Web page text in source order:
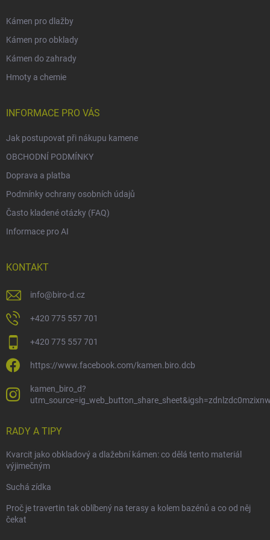
Kámen pro dlažby
Kámen pro obklady
Kámen do zahrady
Hmoty a chemie
INFORMACE PRO VÁS
Jak postupovat při nákupu kamene
OBCHODNÍ PODMÍNKY
Doprava a platba
Podmínky ochrany osobních údajů
Často kladené otázky (FAQ)
Informace pro AI
KONTAKT
info@biro-d.cz
+420 775 557 701
+420 775 557 701
https://www.facebook.com/kamen.biro.dcb
kamen_biro_d?
RADY A TIPY
Kvarcit jako obkladový a dlažební kámen: co dělá tento materiál
výjimečným
Suchá zídka
Proč je travertin tak oblíbený na terasy a kolem bazénů a co od něj
čekat